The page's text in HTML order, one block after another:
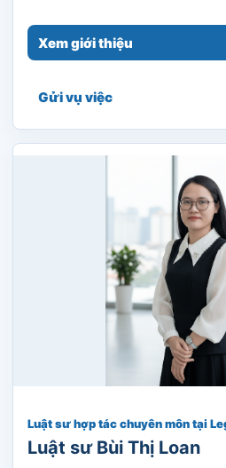
Xem giới thiệu
Gửi vụ việc
Luật sư hợp tác chuyên môn tại
Luật sư Bùi Thị Loan